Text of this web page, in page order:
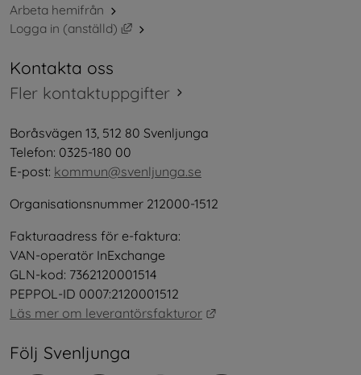
Arbeta hemifrån
Logga in (anställd)
Länk till annan webbplats, öppnas i nytt
Kontakta oss
Fler kontaktuppgifter
Boråsvägen 13, 512 80 Svenljunga
Telefon: 0325-180 00
E-post: kommun@svenljunga.se
Organisationsnummer 212000-1512
Fakturaadress för e-faktura:
VAN-operatör InExchange
GLN-kod: 7362120001514
PEPPOL-ID 0007:2120001512
Läs mer om leverantörsfakturor
Följ Svenljunga